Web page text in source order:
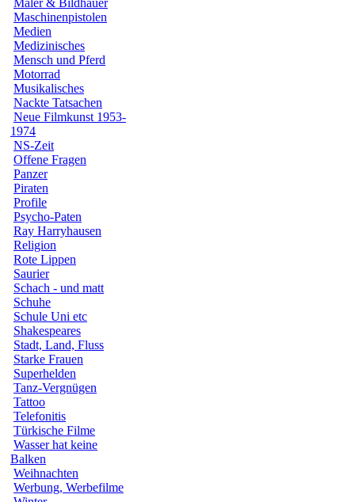
Maler & Bildhauer
Maschinenpistolen
Medien
Medizinisches
Mensch und Pferd
Motorrad
Musikalisches
Nackte Tatsachen
Neue Filmkunst 1953-
1974
NS-Zeit
Offene Fragen
Panzer
Piraten
Profile
Psycho-Paten
Ray Harryhausen
Religion
Rote Lippen
Saurier
Schach - und matt
Schuhe
Schule Uni etc
Shakespeares
Stadt, Land, Fluss
Starke Frauen
Superhelden
Tanz-Vergnügen
Tattoo
Telefonitis
Türkische Filme
Wasser hat keine
Balken
Weihnachten
Werbung, Werbefilme